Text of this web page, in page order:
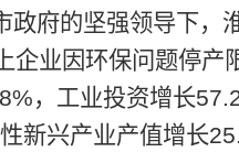
政府的坚强领导下，
企业因环保问题停产
，工业投资增长
新兴产业产值增长